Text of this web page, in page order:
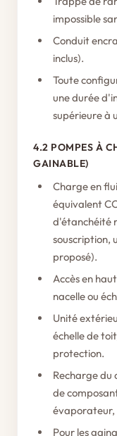
impossible
Conduit
inclus).
Toute
une durée
supérieure à
4.2 POMPES À
GAINABLE)
Charge en
équivalent
d'étanchéité
souscription,
proposé).
Accès en
nacelle ou
Unité
échelle de
protection.
Recharge
de
évaporateur,
Pour les